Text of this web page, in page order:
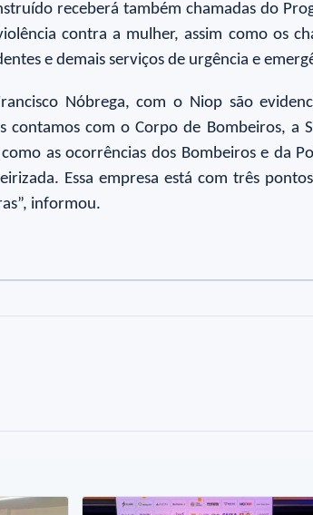
receberá também chamadas do
contra a mulher, assim como os
e demais serviços de urgência e
Nóbrega, com o Niop são
com o Corpo de Bombeiros, a
as ocorrências dos Bombeiros e da
Essa empresa está com três
informou.